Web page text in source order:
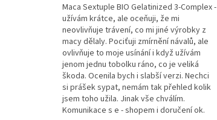
Maca Sextuple BIO Gelatinized 3-Complex -
užívám krátce, ale oceňuji, že mi
neovlivňuje trávení, co mi jiné výrobky z
macy dělaly. Pociťuji zmírnění návalů, ale
ovlivňuje to moje usínání i když užívám
jenom jednu tobolku ráno, co je veliká
škoda. Ocenila bych i slabší verzi. Nechci
si prášek sypat, nemám tak přehled kolik
jsem toho užila. Jinak vše chválím.
Komunikace s e - shopem i doručení ok.